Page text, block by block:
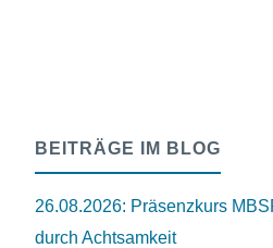
BEITRÄGE IM BLOG
26.08.2026: Präsenzkurs
durch Achtsamkeit